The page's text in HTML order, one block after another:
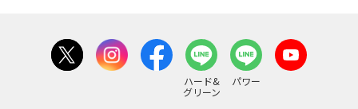
ハード&
グリーン
パワー